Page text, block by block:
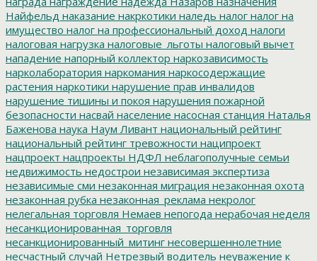
Найфельд наказание накркотики наледь налог налог на
имущество налог на профессиональный доход налоги
налоговая нагрузка налоговые_льготы налоговый вычет
нападение напорный коллектор наркозависимость
нарколаборатория наркомания наркосодержащие
растения наркотики нарушение прав инвалидов
нарушение тишины и покоя нарушения пожарной
безопасности насвай население насосная станция Наталья
Баженова наука Наум Ливант национальный рейтинг
национальный рейтинг тревожности наципроект
нацпроект нацпроекты НДФЛ неблагополучные семьи
недвижимость недострои независимая экспертиза
независимые сми незаконная миграция незаконная охота
незаконная рубка незаконная_реклама некролог
нелегальная торговля Немаев непогода нерабочая неделя
несанкционированная_торговля
несанкционированный_митинг несовершеннолетние
несчастный случай Нетрезвый водитель неуважение к